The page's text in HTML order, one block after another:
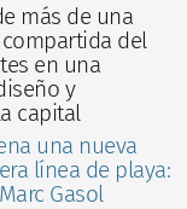
más de una
del
en una
y
capital
una nueva
línea de playa:
Gasol